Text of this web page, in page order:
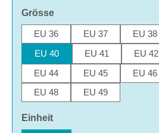
Grösseauswählen
EU 36 EU 37 EU 38
EU 40
EU 41 EU 42
EU 44
EU 45 EU 46
EU 48
EU 49
Einheitauswählen